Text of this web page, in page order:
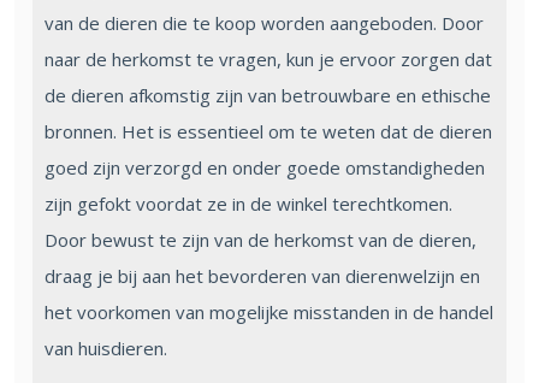
van de dieren die te koop worden aangeboden. Door
naar de herkomst te vragen, kun je ervoor zorgen dat
de dieren afkomstig zijn van betrouwbare en ethische
bronnen. Het is essentieel om te weten dat de dieren
goed zijn verzorgd en onder goede omstandigheden
zijn gefokt voordat ze in de winkel terechtkomen.
Door bewust te zijn van de herkomst van de dieren,
draag je bij aan het bevorderen van dierenwelzijn en
het voorkomen van mogelijke misstanden in de handel
van huisdieren.